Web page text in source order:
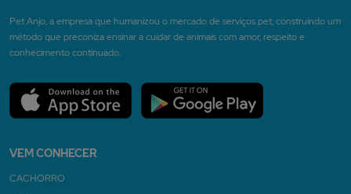
Pet Anjo, a empresa que humanizou o mercado de serviços pet, construindo um
método que preconiza ensinar a cuidar de animais com amor, respeito e
conhecimento continuado.
VEM CONHECER
CACHORRO